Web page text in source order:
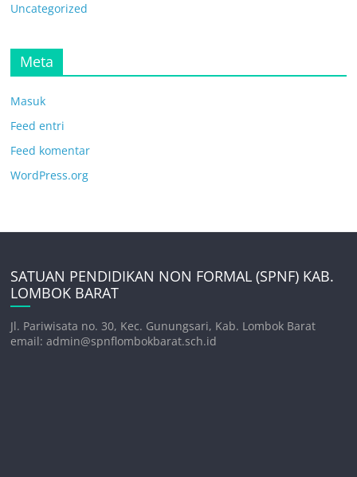
Uncategorized
Meta
Masuk
Feed entri
Feed komentar
WordPress.org
SATUAN PENDIDIKAN NON FORMAL (SPNF) KAB.
LOMBOK BARAT
Jl. Pariwisata no. 30, Kec. Gunungsari, Kab. Lombok Barat
email: admin@spnflombokbarat.sch.id